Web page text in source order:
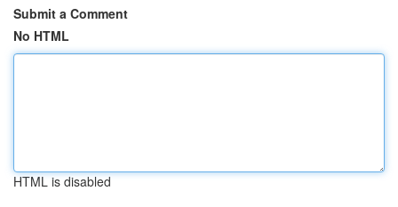
Submit a Comment
No HTML
HTML is disabled